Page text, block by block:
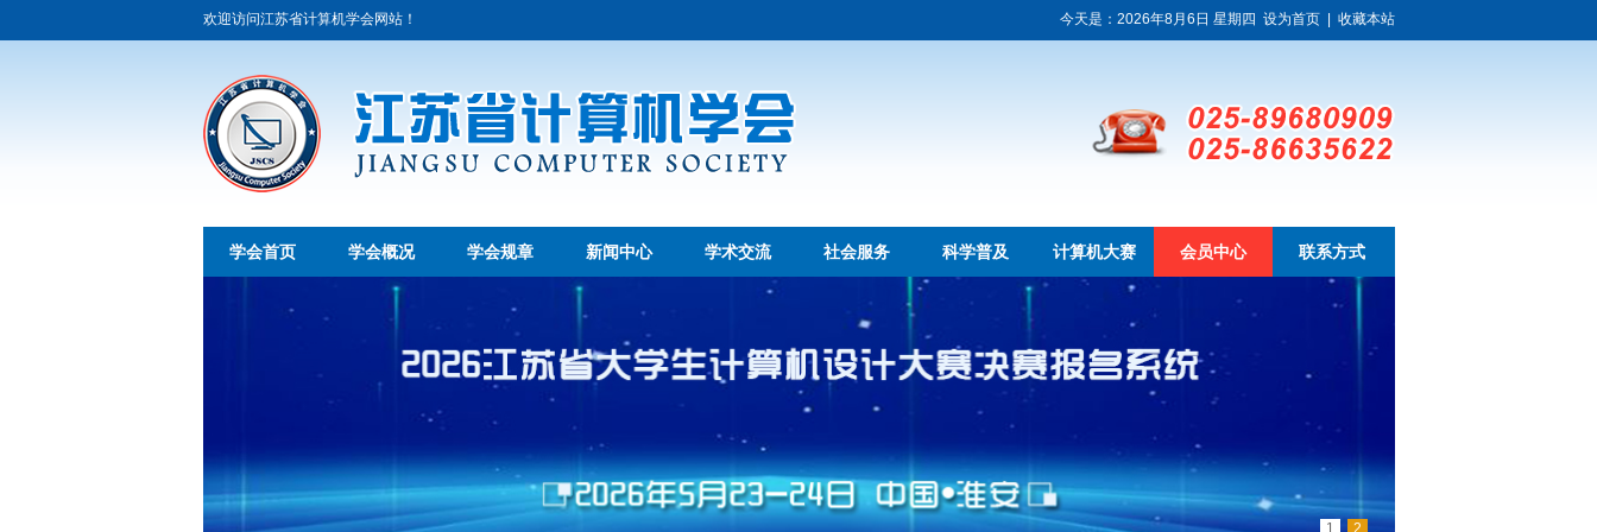
欢迎访问江苏省计算机学会网站！ 今天是：2026年8月6日 星期四 设为首页| 收藏本站
学会首页 学会概况 学会规章 新闻中心 学术交流 社会服务 科学普及 计算机大赛 会员中心 联系方式
1 2